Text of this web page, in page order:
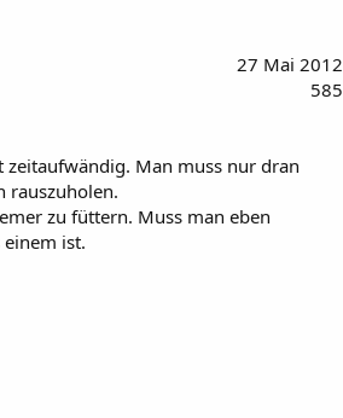
27 Mai 2012
585
Man muss nur dran
rauszuholen.
zu füttern. Muss man eben
ist.